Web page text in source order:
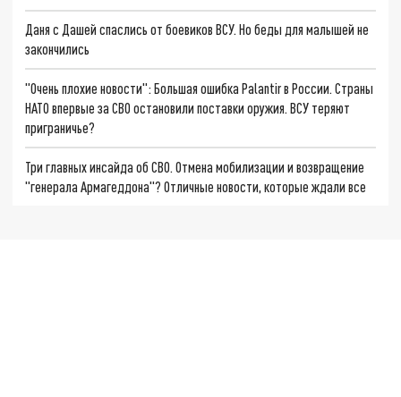
Даня с Дашей спаслись от боевиков ВСУ. Но беды для малышей не
закончились
"Очень плохие новости": Большая ошибка Palantir в России. Страны
НАТО впервые за СВО остановили поставки оружия. ВСУ теряют
приграничье?
Три главных инсайда об СВО. Отмена мобилизации и возвращение
"генерала Армагеддона"? Отличные новости, которые ждали все